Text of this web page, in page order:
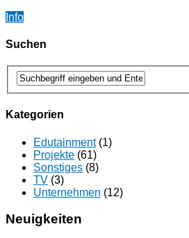
Info
Suchen
Kategorien
Edutainment(1)
Projekte (61)
Sonstiges (8)
TV (3)
Unternehmen (12)
Neuigkeiten